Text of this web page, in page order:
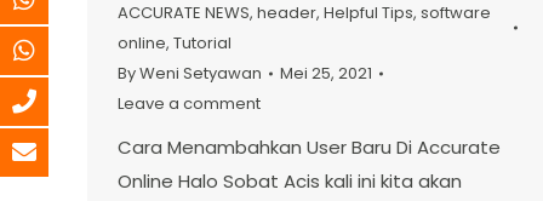
ACCURATE NEWS, header, Helpful Tips, software
online, Tutorial
ByWeni Setyawan
Mei 25, 2021
Leave a comment
Cara Menambahkan User Baru Di Accurate
Online Halo Sobat Acis kali ini kita akan